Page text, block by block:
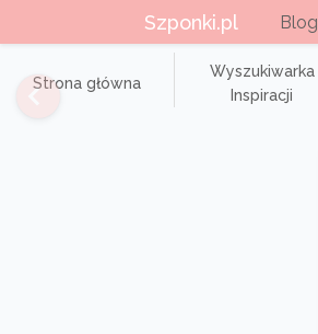
Szponki.pl Blog
Strona główna
Wyszukiwarka
Inspiracji